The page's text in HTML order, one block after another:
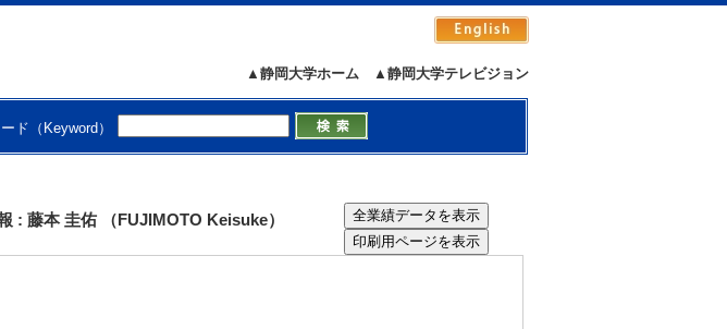
▲静岡大学テレビジョン
▲静岡大学ホーム
ド（Keyword）
: 藤本 圭佑 （FUJIMOTO Keisuke）